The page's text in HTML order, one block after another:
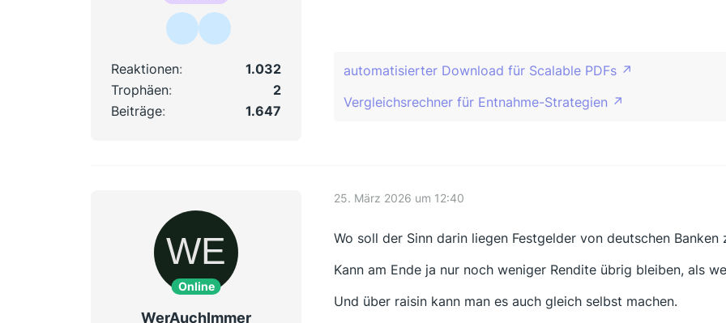
Reaktionen
1.032
Trophäen
2
Beiträge
1.647
automatisierter Download für Scalable PDFs
Vergleichsrechner für Entnahme-Strategien
Online
WerAuchImmer
25. März 2026 um 12:40
Wo soll der Sinn darin liegen Festgelder von deutschen Banken
Kann am Ende ja nur noch weniger Rendite übrig bleiben, als
Und über raisin kann man es auch gleich selbst machen.